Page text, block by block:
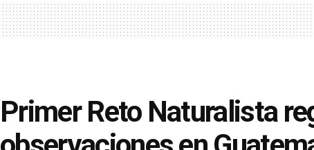
Primer Reto Naturalista